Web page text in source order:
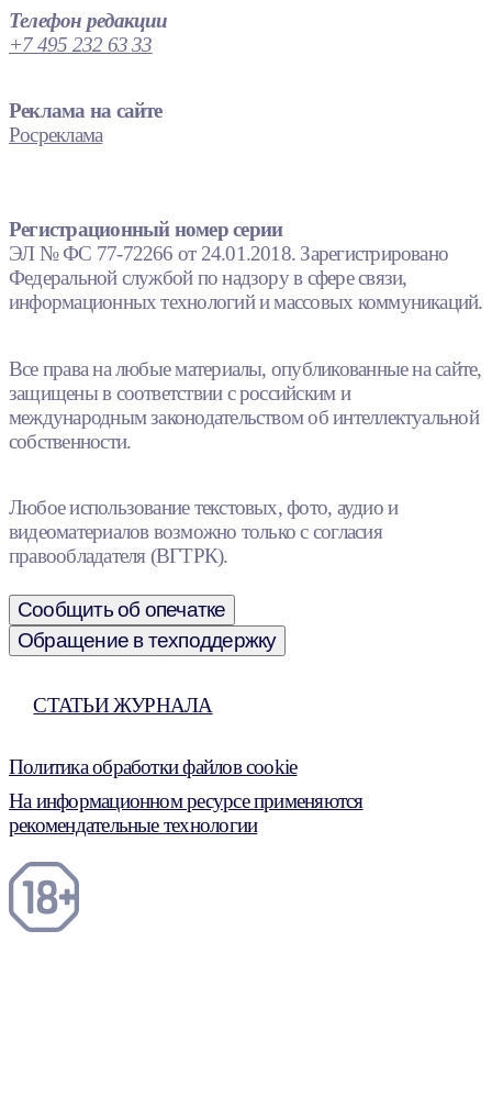
Телефон редакции
+7 495 232 63 33
Реклама на сайте
Росреклама
Регистрационный номер серии
ЭЛ № ФС 77-72266 от 24.01.2018. Зарегистрировано
Федеральной службой по надзору в сфере связи,
информационных технологий и массовых коммуникаций.
Все права на любые материалы, опубликованные на сайте,
защищены в соответствии с российским и
международным законодательством об интеллектуальной
собственности.
Любое использование текстовых, фото, аудио и
видеоматериалов возможно только с согласия
правообладателя (ВГТРК).
Сообщить об опечатке
Обращение в техподдержку
СТАТЬИ ЖУРНАЛА
Политика обработки файлов cookie
На информационном ресурсе применяются
рекомендательные технологии